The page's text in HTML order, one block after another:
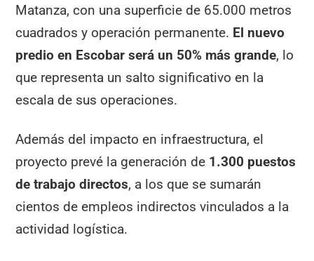
Matanza, con una superficie de 65.000 metros
cuadrados y operación permanente. El nuevo
predio en Escobar será un 50% más grande, lo
que representa un salto significativo en la
escala de sus operaciones.
Además del impacto en infraestructura, el
proyecto prevé la generación de 1.300 puestos
de trabajo directos, a los que se sumarán
cientos de empleos indirectos vinculados a la
actividad logística.